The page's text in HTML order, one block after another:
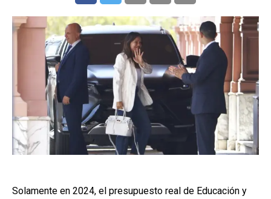
Solamente en 2024, el presupuesto real de Educación y